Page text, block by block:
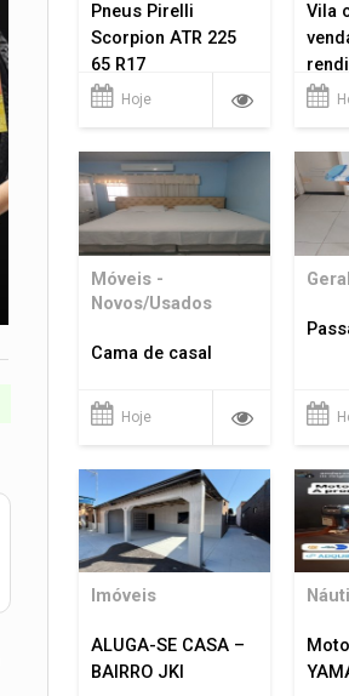
Pneus Pirelli
Scorpion ATR 225
65 R17
Hoje
Vila
Móveis -
Novos/Usados
Cama de casal
Hoje
Geral
Imóveis
ALUGA-SE CASA –
BAIRRO JKI